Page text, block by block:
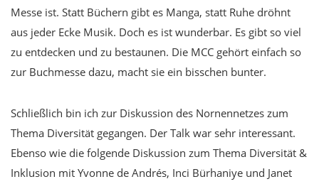
Messe ist. Statt Büchern gibt es Manga, statt Ruhe dröhnt
aus jeder Ecke Musik. Doch es ist wunderbar. Es gibt so viel
zu entdecken und zu bestaunen. Die MCC gehört einfach so
zur Buchmesse dazu, macht sie ein bisschen bunter.
Schließlich bin ich zur Diskussion des Nornennetzes zum
Thema Diversität gegangen. Der Talk war sehr interessant.
Ebenso wie die folgende Diskussion zum Thema Diversität &
Inklusion mit Yvonne de Andrés, Inci Bürhaniye und Janet